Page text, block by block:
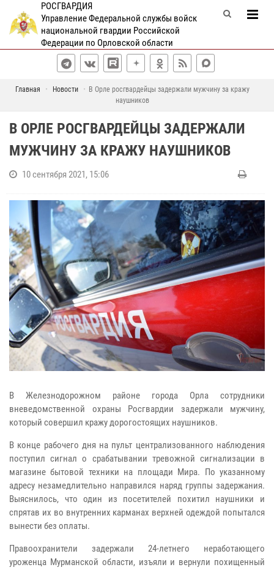
РОСГВАРДИЯ
Управление Федеральной службы войск
национальной гвардии Российской
Федерации по Орловской области
Главная Новости
В Орле росгвардейцы задержали мужчину за кражу
наушников
В ОРЛЕ РОСГВАРДЕЙЦЫ ЗАДЕРЖАЛИ
МУЖЧИНУ ЗА КРАЖУ НАУШНИКОВ
10 сентября 2021, 15:06
В Железнодорожном районе города Орла сотрудники
вневедомственной охраны Росгвардии задержали мужчину,
который совершил кражу дорогостоящих наушников.
В конце рабочего дня на пульт централизованного наблюдения
поступил сигнал о срабатывании тревожной сигнализации в
магазине бытовой техники на площади Мира. По указанному
адресу незамедлительно направился наряд группы задержания.
Выяснилось, что один из посетителей похитил наушники и
спрятав их во внутренних карманах верхней одеждой попытался
вынести без оплаты.
Правоохранители задержали 24-летнего неработающего
уроженца Мурманской области, изъяли и вернули похищенный